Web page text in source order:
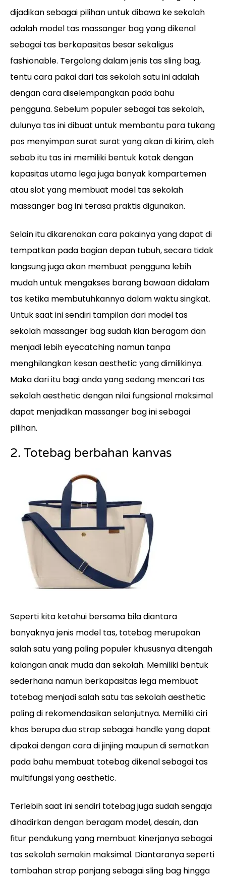
dijadikan sebagai pilihan untuk dibawa ke sekolah
adalah model tas massanger bag yang dikenal
sebagai tas berkapasitas besar sekaligus
fashionable. Tergolong dalam jenis tas sling bag,
tentu cara pakai dari tas sekolah satu ini adalah
dengan cara diselempangkan pada bahu
pengguna. Sebelum populer sebagai tas sekolah,
dulunya tas ini dibuat untuk membantu para tukang
pos menyimpan surat surat yang akan di kirim, oleh
sebab itu tas ini memiliki bentuk kotak dengan
kapasitas utama lega juga banyak kompartemen
atau slot yang membuat model tas sekolah
massanger bag ini terasa praktis digunakan.
Selain itu dikarenakan cara pakainya yang dapat di
tempatkan pada bagian depan tubuh, secara tidak
langsung juga akan membuat pengguna lebih
mudah untuk mengakses barang bawaan didalam
tas ketika membutuhkannya dalam waktu singkat.
Untuk saat ini sendiri tampilan dari model tas
sekolah massanger bag sudah kian beragam dan
menjadi lebih eyecatching namun tanpa
menghilangkan kesan aesthetic yang dimilikinya.
Maka dari itu bagi anda yang sedang mencari tas
sekolah aesthetic dengan nilai fungsional maksimal
dapat menjadikan massanger bag ini sebagai
pilihan.
2. Totebag berbahan kanvas
Seperti kita ketahui bersama bila diantara
banyaknya jenis model tas, totebag merupakan
salah satu yang paling populer khususnya ditengah
kalangan anak muda dan sekolah. Memiliki bentuk
sederhana namun berkapasitas lega membuat
totebag menjadi salah satu tas sekolah aesthetic
paling di rekomendasikan selanjutnya. Memiliki ciri
khas berupa dua strap sebagai handle yang dapat
dipakai dengan cara di jinjing maupun di sematkan
pada bahu membuat totebag dikenal sebagai tas
multifungsi yang aesthetic.
Terlebih saat ini sendiri totebag juga sudah sengaja
dihadirkan dengan beragam model, desain, dan
fitur pendukung yang membuat kinerjanya sebagai
tas sekolah semakin maksimal. Diantaranya seperti
tambahan strap panjang sebagai sling bag hingga